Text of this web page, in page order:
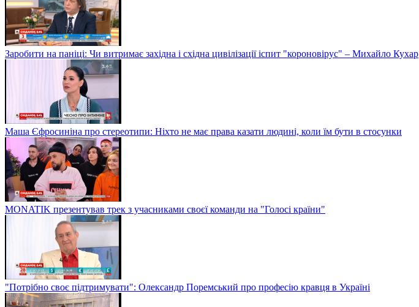
Заробити на паніці: Чи витримає західна і східна цивілізації іспит "короновірус" – Михайло Кухар
Маша Єфросиніна про стереотипи: Ніхто не має права казати людині, коли їм бути в стосунки
MONATIK презентував трек з учасниками своєї команди на "Голосі країни"
"Потрібно своє підтримувати": Олександр Поремський про професію кравця в Україні